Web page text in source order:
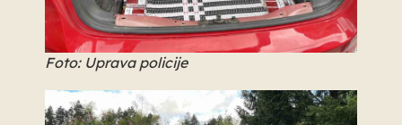
Foto: Uprava policije